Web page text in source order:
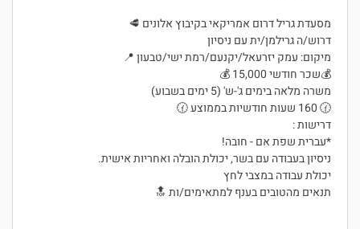
מסעדת גריל דרום אמריקאי בקיבוץ אלונים 🥩
דרוש/ה גרילמן/ית עם ניסיון
מיקום: עמק יזרעאל/יקנעם/רמת ישי/טבעון 📍
💰שכר חודשי 15,000 💰
משרה מלאה בימים ג'-ש' (5 ימים בשבוע)
🕜 160 שעות חודשיות בממוצע 🕜
דרישות :
*עברית שפת אם - חובה!
ניסיון בעבודה עם בשר, יכולת הובלה ואחריות אישית.
יכולת עבודה במצבי לחץ
תנאים מהטובים בענף למתאימים/ות 🔝